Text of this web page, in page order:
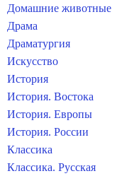
Домашние животные
Драма
Драматургия
Искусство
История
История. Востока
История. Европы
История. России
Классика
Классика. Русская